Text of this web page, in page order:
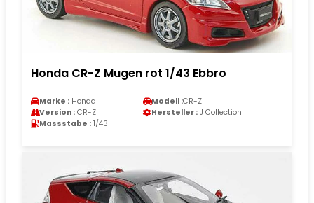
Honda CR-Z Mugen rot 1/43 Ebbro
Marke : Honda Modell :CR-Z
Version : CR-Z Hersteller : J Collection
Massstabe : 1/43